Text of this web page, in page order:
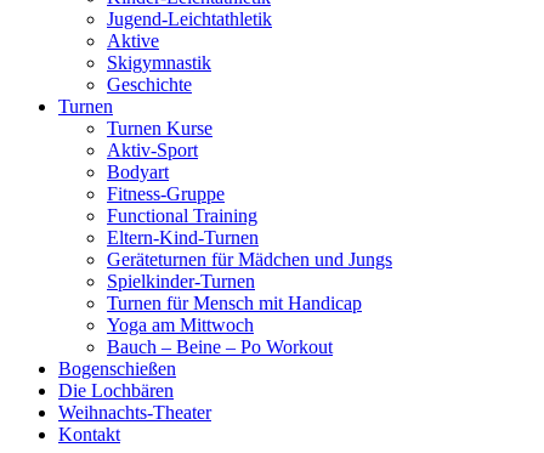
Jugend-Leichtathletik
Aktive
Skigymnastik
Geschichte
Turnen
Turnen Kurse
Aktiv-Sport
Bodyart
Fitness-Gruppe
Functional Training
Eltern-Kind-Turnen
Geräteturnen für Mädchen und Jungs
Spielkinder-Turnen
Turnen für Mensch mit Handicap
Yoga am Mittwoch
Bauch – Beine – Po Workout
Bogenschießen
Die Lochbären
Weihnachts-Theater
Kontakt